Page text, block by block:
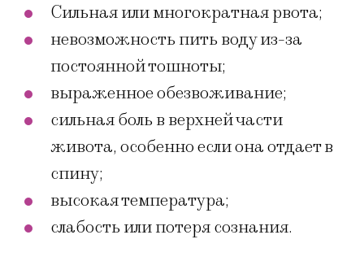
Сильная или многократная рвота;
невозможность пить воду из-за
постоянной тошноты;
выраженное обезвоживание;
сильная боль в верхней части
живота, особенно если она отдает в
спину;
высокая температура;
слабость или потеря сознания.